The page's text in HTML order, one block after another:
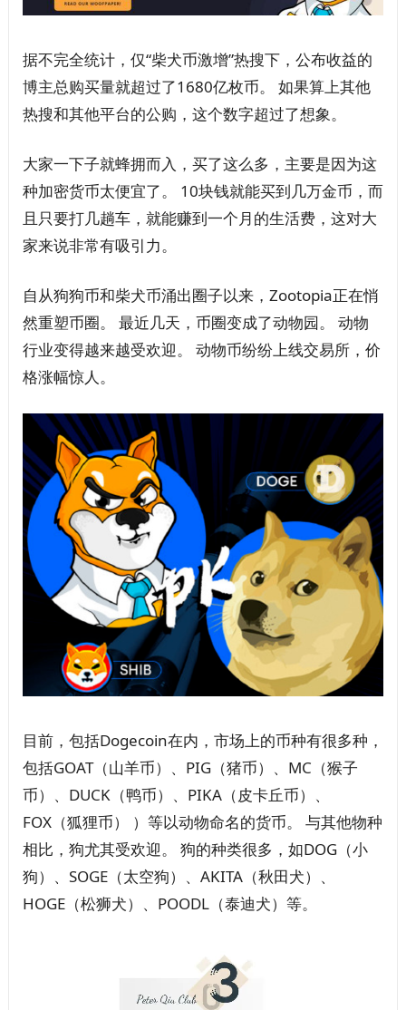
据不完全统计，仅“柴犬币激增”热搜下，公布收益的
博主总购买量就超过了1680亿枚币。 如果算上其他
热搜和其他平台的公购，这个数字超过了想象。
大家一下子就蜂拥而入，买了这么多，主要是因为这
种加密货币太便宜了。 10块钱就能买到几万金币，而
且只要打几趟车，就能赚到一个月的生活费，这对大
家来说非常有吸引力。
自从狗狗币和柴犬币涌出圈子以来，Zootopia正在悄
然重塑币圈。 最近几天，币圈变成了动物园。 动物
行业变得越来越受欢迎。 动物币纷纷上线交易所，价
格涨幅惊人。
目前，包括Dogecoin在内，市场上的币种有很多种，
包括GOAT（山羊币）、PIG（猪币）、MC（猴子
币）、DUCK（鸭币）、PIKA（皮卡丘币）、
FOX（狐狸币） ）等以动物命名的货币。 与其他物种
相比，狗尤其受欢迎。 狗的种类很多，如DOG（小
狗）、SOGE（太空狗）、AKITA（秋田犬）、
HOGE（松狮犬）、POODL（泰迪犬）等。